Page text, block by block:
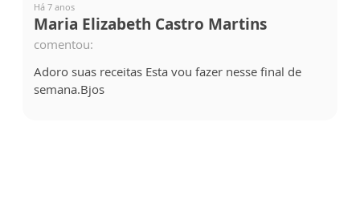
Há 7 anos
Maria Elizabeth Castro Martins
comentou:
Adoro suas receitas Esta vou fazer nesse final de
semana.Bjos